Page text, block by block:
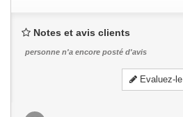
Notes et avis clients
personne n'a encore posté d'avis
Evaluez-le